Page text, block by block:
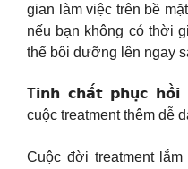
gian làm việc trên bề
nếu bạn không có thời
thể bôi dưỡng lên ngay
T𝗶𝗻𝗵 𝗰𝗵𝗮̂́𝘁 𝗽𝗵𝘂̣𝗰
cuộc treatment thêm dễ
Cuộc đời treatment